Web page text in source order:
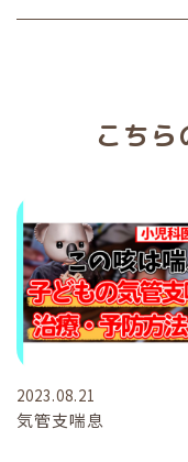
こちら
2023.08.21
気管支喘息